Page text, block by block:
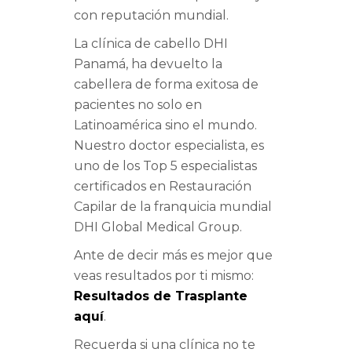
con reputación mundial.
La clínica de cabello DHI
Panamá, ha devuelto la
cabellera de forma exitosa de
pacientes no solo en
Latinoamérica sino el mundo.
Nuestro doctor especialista, es
uno de los Top 5 especialistas
certificados en Restauración
Capilar de la franquicia mundial
DHI Global Medical Group.
Ante de decir más es mejor que
veas resultados por ti mismo:
Resultados de Trasplante
aquí.
Recuerda si una clínica no te